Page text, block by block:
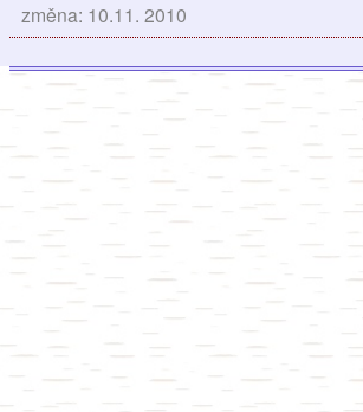
změna: 10.11. 2010